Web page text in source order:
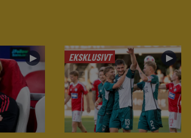
► EKSKLUSIVT ►